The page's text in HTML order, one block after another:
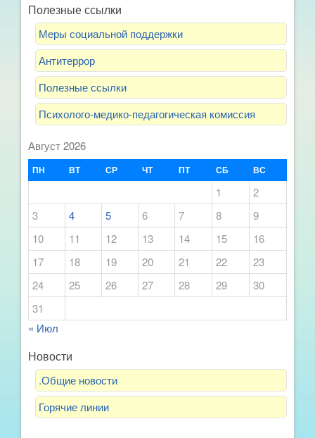
Полезные ссылки
Меры социальной поддержки
Антитеррор
Полезные ссылки
Психолого-медико-педагогическая комиссия
Август 2026
ПН ВТ СР ЧТ ПТ СБ ВС
1
2
3
4 5 6 7 8
9
10
11 12 13 14 15
16
17
18 19 20 21 22
23
24
25 26 27 28 29
30
31
« Июл
Новости
.Общие новости
Горячие линии